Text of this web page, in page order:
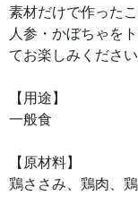
素材だけで作った
人参・かぼちゃを
てお楽しみください
【用途】
一般食
【原材料】
鶏ささみ、鶏肉、